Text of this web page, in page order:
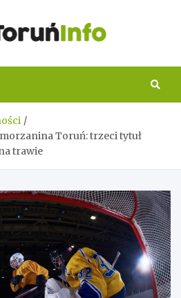
Info
Toruń: trzeci tytuł
trawie